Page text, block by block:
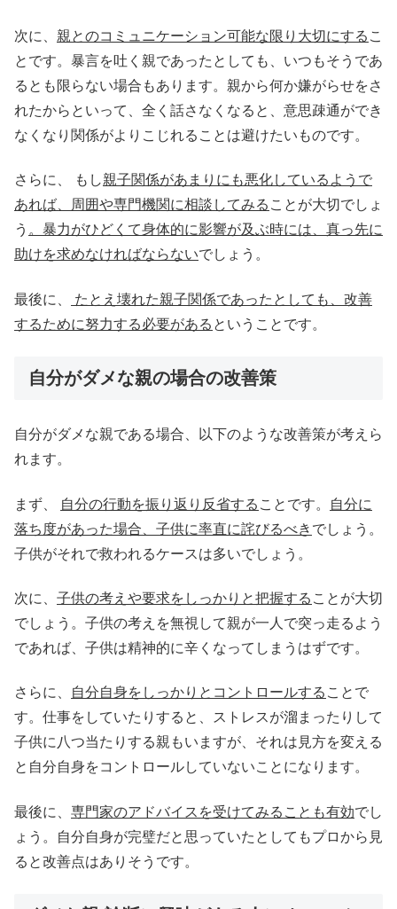
次に、 親とのコミュニケーション可能な限り大切にする こ
とです。暴言を吐く親であったとしても、いつもそうであ
るとも限らない場合もあります。親から何か嫌がらせをさ
れたからといって、全く話さなくなると、意思疎通ができ
なくなり関係がよりこじれることは避けたいものです。
さらに、 もし親子関係があまりにも悪化しているようで
あれば、周囲や専門機関に相談してみる ことが大切でしょ
う 。暴力がひどくて身体的に影響が及ぶ時には、真っ先に
助けを求めなければならないでしょう。
最後に、
たとえ壊れた親子関係であったとしても、改善
するために努力する必要がある ということです。
自分がダメな親の場合の改善策
自分がダメな親である場合、以下のような改善策が考えら
れます。
まず、 自分の行動を振り返り反省する ことです。
自分に
落ち度があった場合、子供に率直に詫びるべき でしょう。
子供がそれで救われるケースは多いでしょう。
次に、 子供の考えや要求をしっかりと把握する ことが大切
でしょう。子供の考えを無視して親が一人で突っ走るよう
であれば、子供は精神的に辛くなってしまうはずです。
さらに、 自分自身をしっかりとコントロールする ことで
す。仕事をしていたりすると、ストレスが溜まったりして
子供に八つ当たりする親もいますが、それは見方を変える
と自分自身をコントロールしていないことになります。
最後に、 専門家のアドバイスを受けてみることも有効でし
ょう。自分自身が完璧だと思っていたとしてもプロから見
ると改善点はありそうです。